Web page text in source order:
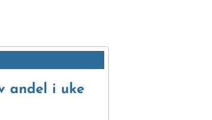
andel i uke